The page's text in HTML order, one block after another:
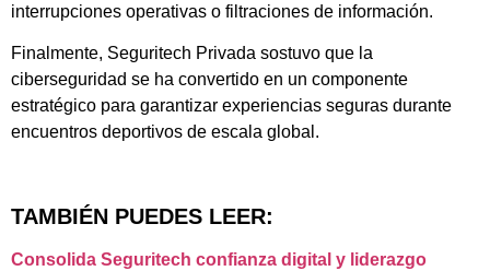
interrupciones operativas o filtraciones de información.
Finalmente, Seguritech Privada sostuvo que la
ciberseguridad se ha convertido en un componente
estratégico para garantizar experiencias seguras durante
encuentros deportivos de escala global.
TAMBIÉN PUEDES LEER:
Consolida Seguritech confianza digital y liderazgo